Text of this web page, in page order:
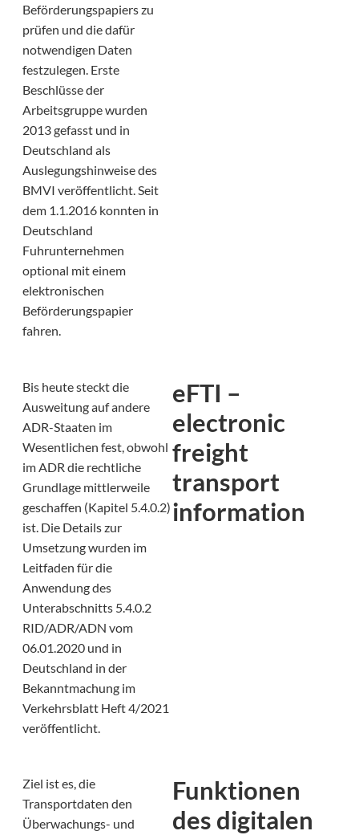
Beförderungspapiers zu
prüfen und die dafür
notwendigen Daten
festzulegen. Erste
Beschlüsse der
Arbeitsgruppe wurden
2013 gefasst und in
Deutschland als
Auslegungshinweise des
BMVI veröffentlicht. Seit
dem 1.1.2016 konnten in
Deutschland
Fuhrunternehmen
optional mit einem
elektronischen
Beförderungspapier
fahren.
Bis heute steckt die
Ausweitung auf andere
ADR-Staaten im
Wesentlichen fest, obwohl
im ADR die rechtliche
Grundlage mittlerweile
geschaffen (Kapitel 5.4.0.2)
ist. Die Details zur
Umsetzung wurden im
Leitfaden für die
Anwendung des
Unterabschnitts 5.4.0.2
RID/ADR/ADN vom
06.01.2020 und in
Deutschland in der
Bekanntmachung im
Verkehrsblatt Heft 4/2021
veröffentlicht.
eFTI –
electronic
freight
transport
information
Ziel ist es, die
Transportdaten den
Überwachungs- und
Funktionen
des digitalen